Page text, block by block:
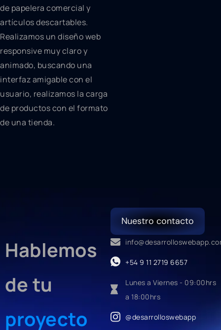
de papelera comercial y
artículos descartables.
Realizamos un diseño web
responsive muy claro y
animado, buscando una
interfaz amigable con el
usuario, realizamos la carga
de productos con el formato
de una tienda.
Hablemos
de tu
proyecto
Nuestro contacto
+54 9 11 2719 6657
Lunes a Viernes - 09:00hrs
a 18:00hrs
@desarrolloswebapp